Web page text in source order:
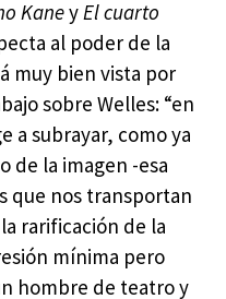
KaneyEl cuarto
al poder de la
muy bien vista por
sobre Welles: “en
a subrayar, como ya
de la imagen -esa
que nos transportan
rarificación de la
mínima pero
hombre de teatro y